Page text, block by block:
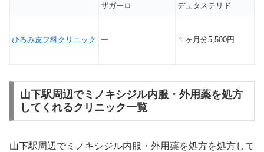
ザガーロ デュタステリド
ひろみ皮フ科クリニック ー １ヶ月分5,500円
山下駅周辺でミノキシジル内服・外用薬を処方
してくれるクリニック一覧
山下駅周辺でミノキシジル内服・外用薬を処方を処方して